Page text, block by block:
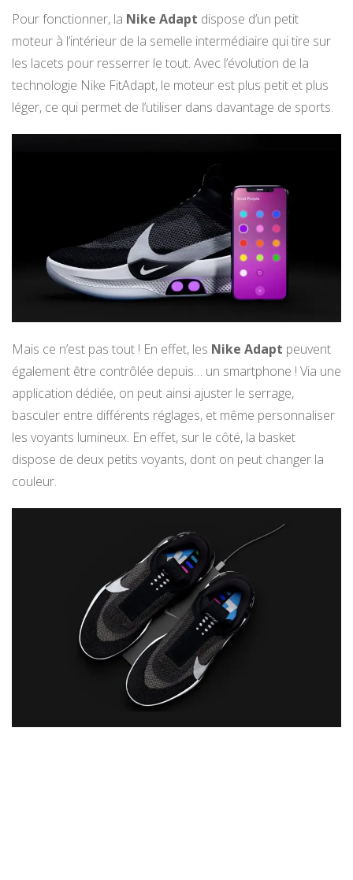
Pour fonctionner, la Nike Adapt dispose d’un petit
moteur à l’intérieur de la semelle intermédiaire qui tire sur
les lacets pour resserrer le tout. Avec l’évolution de la
technologie Nike FitAdapt, le moteur est plus petit et plus
léger, ce qui permet de l’utiliser dans davantage de sports.
Mais ce n’est pas tout ! En effet, les Nike Adapt peuvent
également être contrôlée depuis… un smartphone ! Via une
application dédiée, on peut ainsi ajuster le serrage,
basculer entre différents réglages, et même personnaliser
les voyants lumineux. En effet, sur le côté, la basket
dispose de deux petits voyants, dont on peut changer la
couleur.